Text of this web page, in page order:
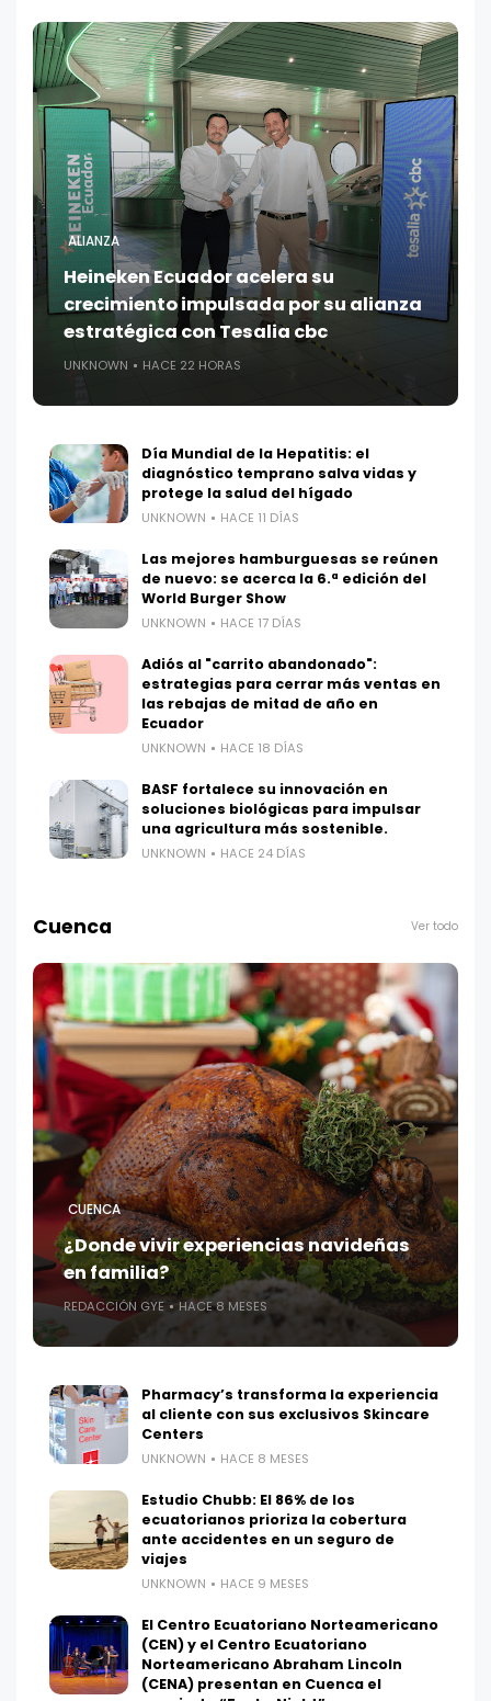
ALIANZA
Heineken Ecuador acelera su
crecimiento impulsada por su alianza
estratégica con Tesalia cbc
UNKNOWN HACE 22 HORAS
Día Mundial de la Hepatitis: el
diagnóstico temprano salva vidas y
protege la salud del hígado
UNKNOWN HACE 11 DÍAS
Las mejores hamburguesas se reúnen
de nuevo: se acerca la 6.ª edición del
World Burger Show
UNKNOWN HACE 17 DÍAS
Adiós al "carrito abandonado":
estrategias para cerrar más ventas en
las rebajas de mitad de año en
Ecuador
UNKNOWN HACE 18 DÍAS
BASF fortalece su innovación en
soluciones biológicas para impulsar
una agricultura más sostenible.
UNKNOWN HACE 24 DÍAS
Cuenca Ver todo
CUENCA
¿Donde vivir experiencias navideñas
en familia?
REDACCIÓN GYE HACE 8 MESES
Pharmacy’s transforma la experiencia
al cliente con sus exclusivos Skincare
Centers
UNKNOWN HACE 8 MESES
Estudio Chubb: El 86% de los
ecuatorianos prioriza la cobertura
ante accidentes en un seguro de
viajes
UNKNOWN HACE 9 MESES
El Centro Ecuatoriano Norteamericano
(CEN) y el Centro Ecuatoriano
Norteamericano Abraham Lincoln
(CENA) presentan en Cuenca el